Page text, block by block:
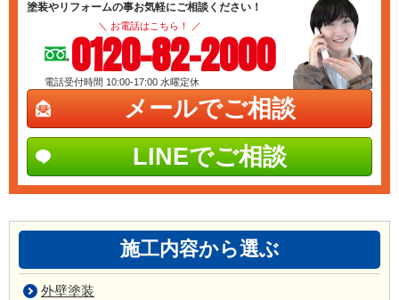
塗装やリフォームの事お気軽にご相談ください！
＼ お電話はこちら！ ／
0120-82-2000
電話受付時間 10:00-17:00 水曜定休
メールでご相談
LINEでご相談
施工内容から選ぶ
外壁塗装